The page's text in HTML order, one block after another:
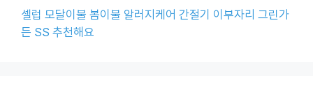
셀럽 모달이불 봄이불 알러지케어 간절기 이부자리 그린가
든 SS 추천해요